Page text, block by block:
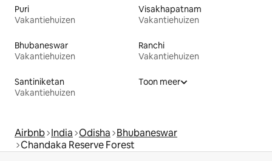
Puri
Vakantiehuizen
Visakhapatnam
Vakantiehuizen
Bhubaneswar
Vakantiehuizen
Ranchi
Vakantiehuizen
Santiniketan
Vakantiehuizen
Toon meer
Airbnb India Odisha Bhubaneswar
Chandaka Reserve Forest